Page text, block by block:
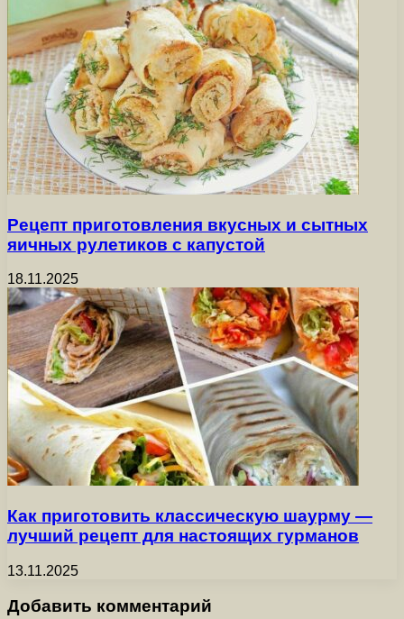
Рецепт приготовления вкусных и сытных
яичных рулетиков с капустой
18.11.2025
Как приготовить классическую шаурму —
лучший рецепт для настоящих гурманов
13.11.2025
Добавить комментарий